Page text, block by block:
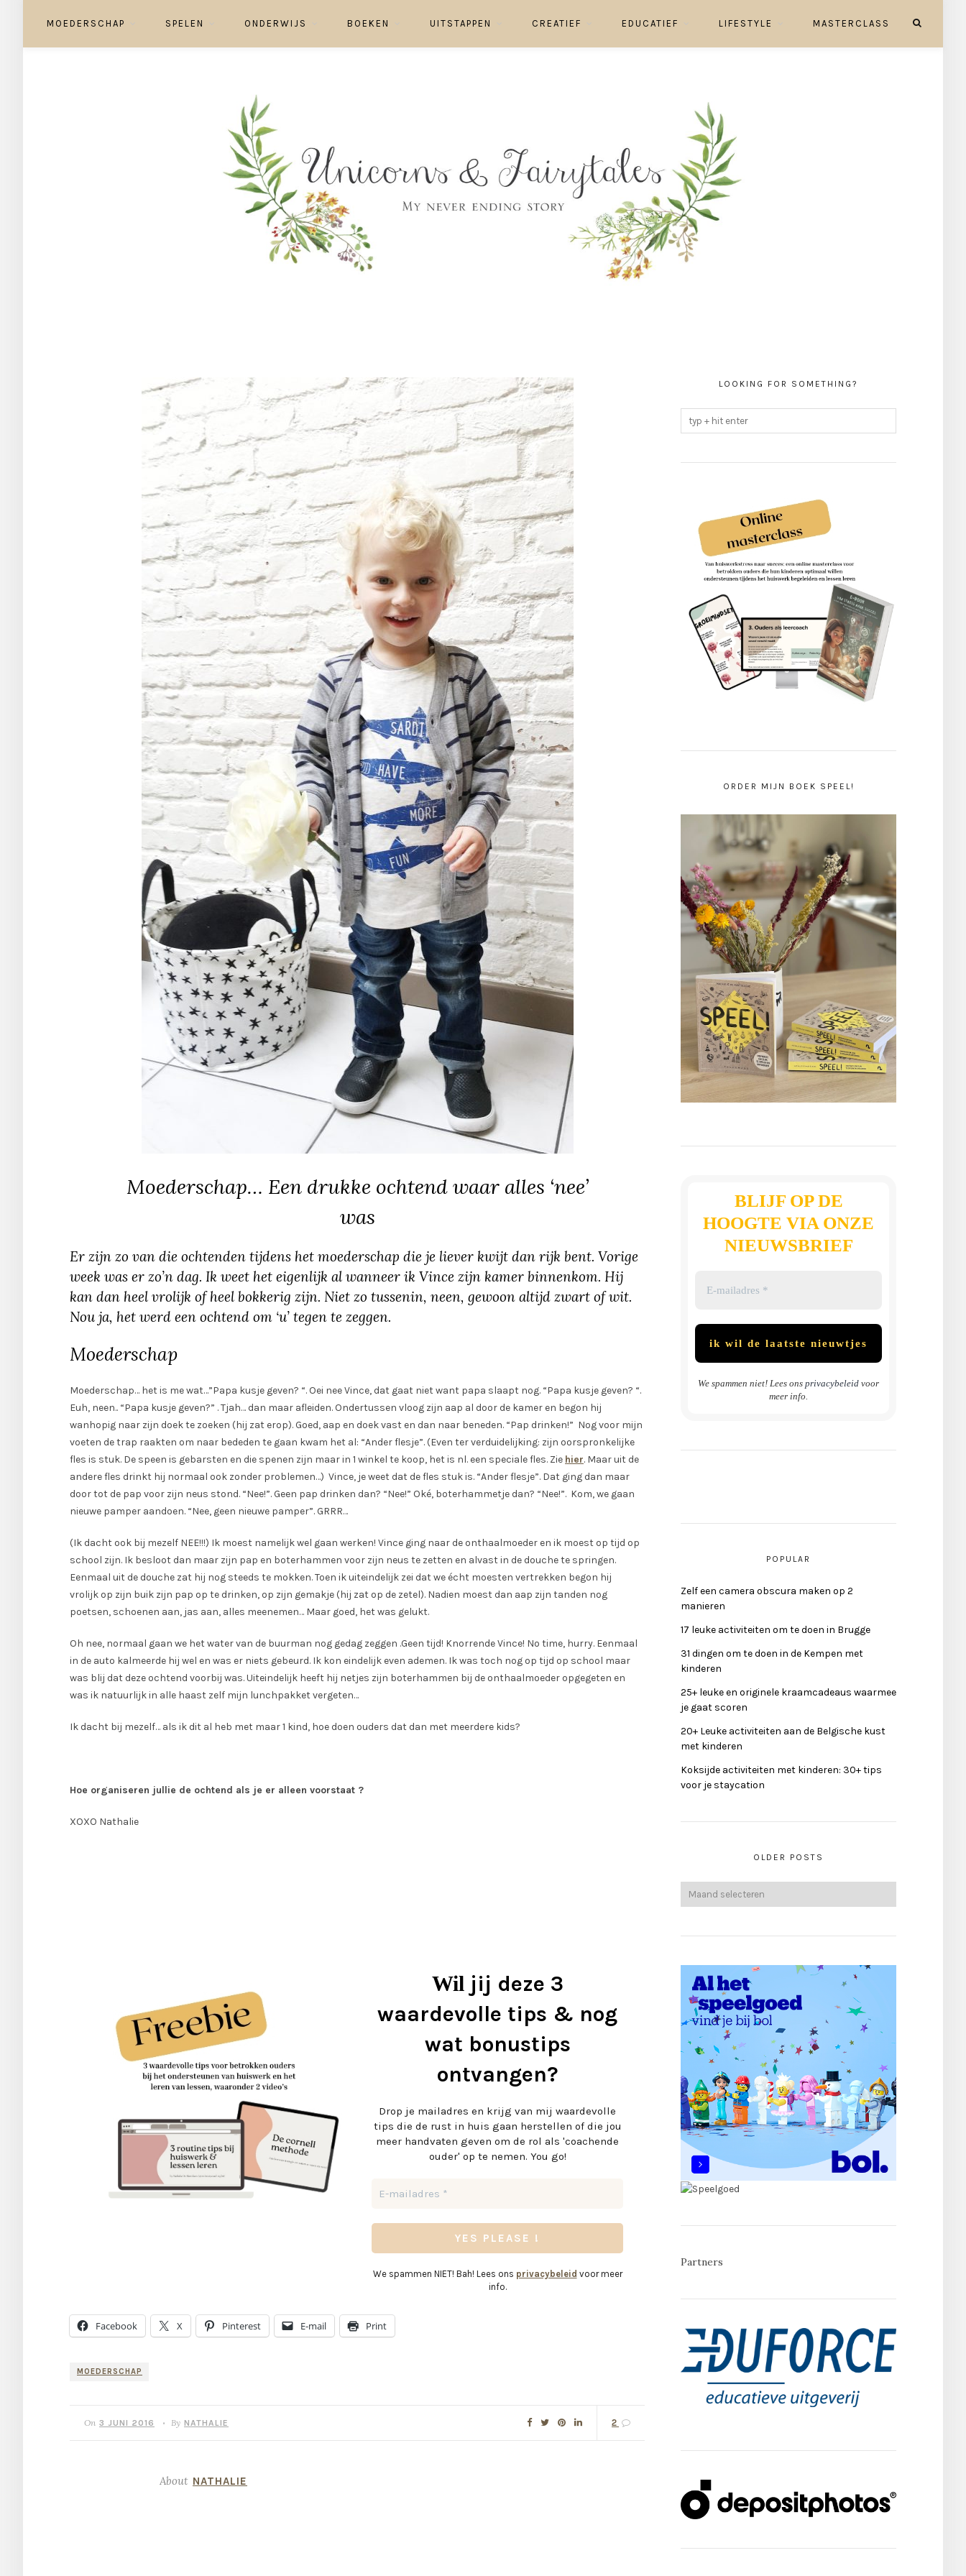
MOEDERSCHAP SPELEN ONDERWIJS BOEKEN UITSTAPPEN CREATIEF EDUCATIEF LIFESTYLE MASTERCLASS
Moederschap… Een drukke ochtend waar alles ‘nee’
was
Er zijn zo van die ochtenden tijdens het moederschap die je liever kwijt dan rijk bent. Vorige
week was er zo’n dag. Ik weet het eigenlijk al wanneer ik Vince zijn kamer binnenkom. Hij
kan dan heel vrolijk of heel bokkerig zijn. Niet zo tussenin, neen, gewoon altijd zwart of wit.
Nou ja, het werd een ochtend om ‘u’ tegen te zeggen.
Moederschap
Moederschap… het is me wat…”Papa kusje geven? “. Oei nee Vince, dat gaat niet want papa slaapt nog. “Papa kusje geven? “.
Euh, neen.. “Papa kusje geven?” . Tjah… dan maar afleiden. Ondertussen vloog zijn aap al door de kamer en begon hij
wanhopig naar zijn doek te zoeken (hij zat erop). Goed, aap en doek vast en dan naar beneden. “Pap drinken!” Nog voor mijn
voeten de trap raakten om naar bededen te gaan kwam het al: “Ander flesje”. (Even ter verduidelijking: zijn oorspronkelijke
fles is stuk. De speen is gebarsten en die spenen zijn maar in 1 winkel te koop, het is nl. een speciale fles. Zie hier. Maar uit de
andere fles drinkt hij normaal ook zonder problemen…) Vince, je weet dat de fles stuk is. “Ander flesje”. Dat ging dan maar
door tot de pap voor zijn neus stond. “Nee!”. Geen pap drinken dan? “Nee!” Oké, boterhammetje dan? “Nee!”. Kom, we gaan
nieuwe pamper aandoen. “Nee, geen nieuwe pamper”. GRRR…
(Ik dacht ook bij mezelf NEE!!!) Ik moest namelijk wel gaan werken! Vince ging naar de onthaalmoeder en ik moest op tijd op
school zijn. Ik besloot dan maar zijn pap en boterhammen voor zijn neus te zetten en alvast in de douche te springen.
Eenmaal uit de douche zat hij nog steeds te mokken. Toen ik uiteindelijk zei dat we écht moesten vertrekken begon hij
vrolijk op zijn buik zijn pap op te drinken, op zijn gemakje (hij zat op de zetel). Nadien moest dan aap zijn tanden nog
poetsen, schoenen aan, jas aan, alles meenemen… Maar goed, het was gelukt.
Oh nee, normaal gaan we het water van de buurman nog gedag zeggen .Geen tijd! Knorrende Vince! No time, hurry. Eenmaal
in de auto kalmeerde hij wel en was er niets gebeurd. Ik kon eindelijk even ademen. Ik was toch nog op tijd op school maar
was blij dat deze ochtend voorbij was. Uiteindelijk heeft hij netjes zijn boterhammen bij de onthaalmoeder opgegeten en
was ik natuurlijk in alle haast zelf mijn lunchpakket vergeten…
Ik dacht bij mezelf… als ik dit al heb met maar 1 kind, hoe doen ouders dat dan met meerdere kids?
Hoe organiseren jullie de ochtend als je er alleen voorstaat ?
XOXO Nathalie
Wil jij deze 3
waardevolle tips & nog
wat bonustips
ontvangen?
Drop je mailadres en krijg van mij waardevolle
tips die de rust in huis gaan herstellen of die jou
meer handvaten geven om de rol als 'coachende
ouder' op te nemen. You go!
We spammen NIET! Bah! Lees ons privacybeleid voor meer
info.
Facebook X Pinterest E-mail Print
MOEDERSCHAP
On 3 JUNI 2016 • By NATHALIE 2
About NATHALIE
LOOKING FOR SOMETHING?
ORDER MIJN BOEK SPEEL!
BLIJF OP DE
HOOGTE VIA ONZE
NIEUWSBRIEF
We spammen niet! Lees ons privacybeleid voor
meer info.
POPULAR
Zelf een camera obscura maken op 2
manieren
17 leuke activiteiten om te doen in Brugge
31 dingen om te doen in de Kempen met
kinderen
25+ leuke en originele kraamcadeaus waarmee
je gaat scoren
20+ Leuke activiteiten aan de Belgische kust
met kinderen
Koksijde activiteiten met kinderen: 30+ tips
voor je staycation
OLDER POSTS
Partners